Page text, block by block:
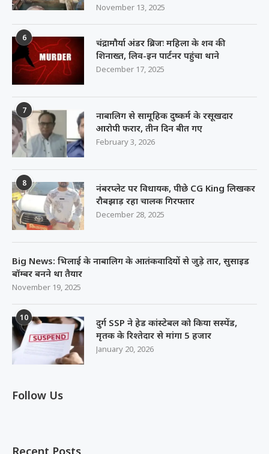
November 13, 2025
6
चंद्रामौर्या अंडर ब्रिजः महिला के शव की
शिनाख्त, लिव-इन पार्टनर पहुंचा थाने
December 17, 2025
7
नाबालिग से सामूहिक दुष्कर्म के रसूखदार
आरोपी फरार, तीन दिन बीत गए
February 3, 2026
8
नंबरप्लेट पर विधायक, पीछे CG King लिखकर
रौबझाड़ रहा चालक गिरफ्तार
December 28, 2025
Big News: भिलाई के नाबालिग के आतंकवादियों से जुड़े तार, सुसाइड
बॉम्बर बनने था तैयार
November 19, 2025
10
दुर्ग SSP ने हेड कांस्टेबल को किया सस्पेंड,
मृतक के रिश्तेदार से मांगा 5 हजार
January 20, 2026
Follow Us
Recent Posts